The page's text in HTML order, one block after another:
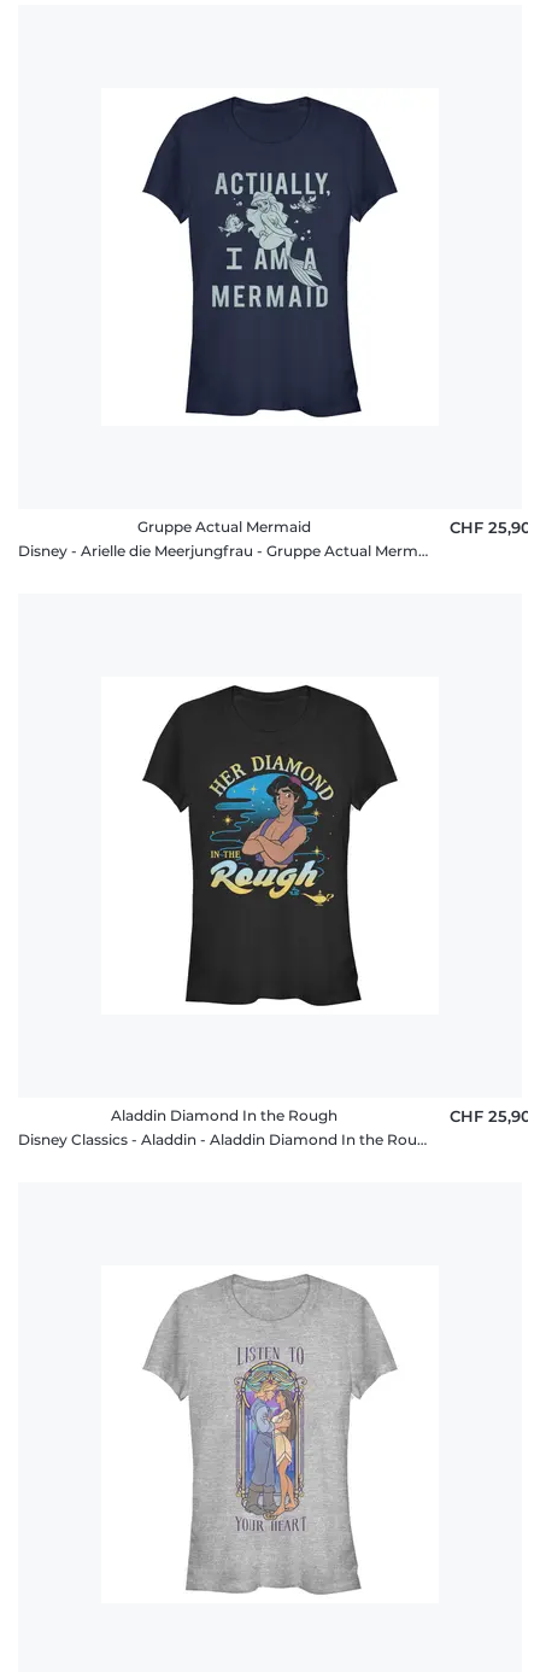
Gruppe Actual Mermaid
Disney - Arielle die Meerjungfrau - Gruppe Actual Mermaid - Frauen T-Shirt
CHF 25,90
Aladdin Diamond In the Rough
Disney Classics - Aladdin - Aladdin Diamond In the Rough - Valentinstag - Frauen T-Shirt
CHF 25,90